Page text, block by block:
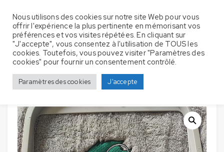
Accueil Serviette de bain Dragons
Serviettes de bain
avec broderie – Dragon haku
Nous utilisons des cookies sur notre site Web pour vous
offrir l'expérience la plus pertinente en mémorisant vos
préférences et vos visites répétées. En cliquant sur
"J'accepte", vous consentez à l'utilisation de TOUS les
cookies. Toutefois, vous pouvez visiter "Paramètres des
cookies" pour fournir un consentement contrôlé.
Paramètres des cookies J'accepte